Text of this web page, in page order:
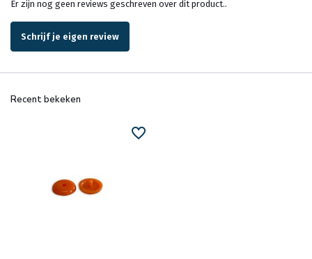
Er zijn nog geen reviews geschreven over dit product..
Schrijf je eigen review
Recent bekeken